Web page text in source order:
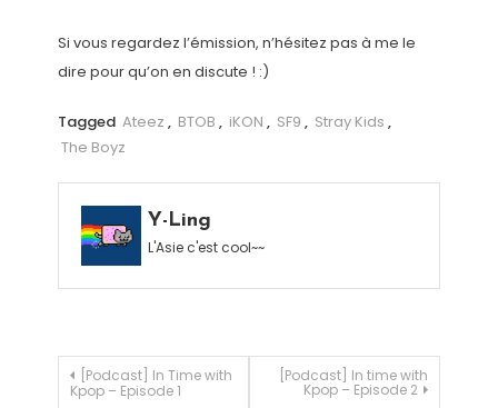
Si vous regardez l’émission, n’hésitez pas à me le
dire pour qu’on en discute ! :)
Tagged Ateez , BTOB , iKON , SF9 , Stray Kids ,
The Boyz
Y-Ling
L'Asie c'est cool~~
Navigation de l’article
[Podcast] In Time with
Kpop – Episode 1
[Podcast] In time with
Kpop – Episode 2